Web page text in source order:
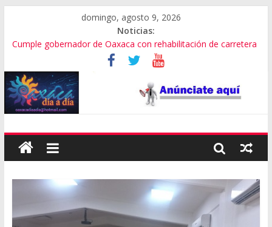
domingo, agosto 9, 2026
Noticias:
Cumple gobernador de Oaxaca con rehabilitación de carretera
Pide director musical a autoridades creer en el valor del arte
SEP Oaxaca admite fallas en algoritmos y vulneración de
datos
Advierten de riesgos por consumo que viene de EU
Violencia imparable en Juchitán: 4 muertos